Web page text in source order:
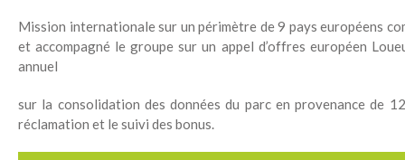
Mission internationale sur un périmètre de 9 pays européens
et accompagné le groupe sur un appel d’offres européen
annuel
sur la consolidation des données du parc en provenance de
réclamation et le suivi des bonus.